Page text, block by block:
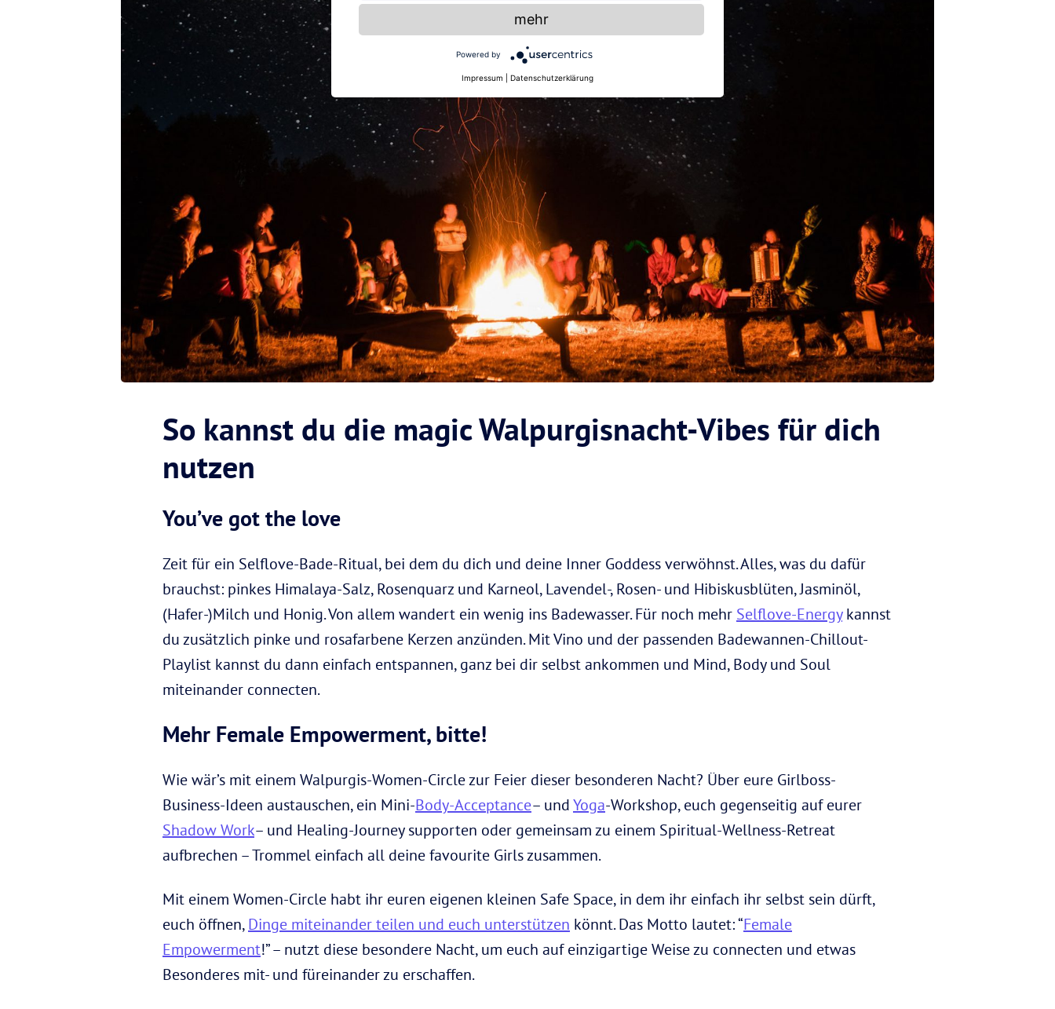
So kannst du die magic Walpurgisnacht-Vibes für dich
nutzen
You’ve got the love
Zeit für ein Selflove-Bade-Ritual, bei dem du dich und deine Inner Goddess verwöhnst. Alles, was du dafür
brauchst: pinkes Himalaya-Salz, Rosenquarz und Karneol, Lavendel-, Rosen- und Hibiskusblüten, Jasminöl,
(Hafer-)Milch und Honig. Von allem wandert ein wenig ins Badewasser. Für noch mehr Selflove-Energykannst
du zusätzlich pinke und rosafarbene Kerzen anzünden. Mit Vino und der passenden Badewannen-Chillout-
Playlist kannst du dann einfach entspannen, ganz bei dir selbst ankommen und Mind, Body und Soul
miteinander connecten.
Mehr Female Empowerment, bitte!
Wie wär’s mit einem Walpurgis-Women-Circle zur Feier dieser besonderen Nacht? Über eure Girlboss-
Business-Ideen austauschen, ein Mini-Body-Acceptance– und Yoga-Workshop, euch gegenseitig auf eurer
Shadow Work– und Healing-Journey supporten oder gemeinsam zu einem Spiritual-Wellness-Retreat
aufbrechen – Trommel einfach all deine favourite Girls zusammen.
Mit einem Women-Circle habt ihr euren eigenen kleinen Safe Space, in dem ihr einfach ihr selbst sein dürft,
euch öffnen, Dinge miteinander teilen und euch unterstützen könnt. Das Motto lautet: “Female
Empowerment!” – nutzt diese besondere Nacht, um euch auf einzigartige Weise zu connecten und etwas
Besonderes mit- und füreinander zu erschaffen.
mehr
Powered by
Impressum Datenschutzerklärung